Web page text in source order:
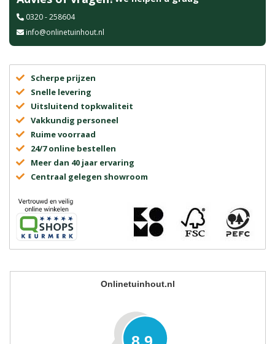
0320 - 258604
info@onlinetuinhout.nl
Scherpe prijzen
Snelle levering
Uitsluitend topkwaliteit
Vakkundig personeel
Ruime voorraad
24/7 online bestellen
Meer dan 40 jaar ervaring
Centraal gelegen showroom
Onlinetuinhout.nl